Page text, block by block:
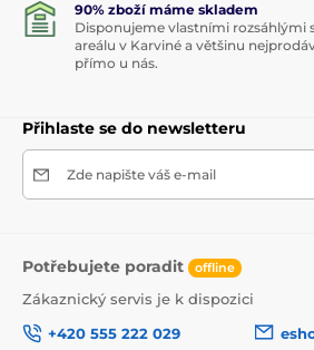
90% zboží máme skladem
Disponujeme vlastními rozsáhlými
areálu v Karviné a většinu
přímo u nás.
Přihlaste se do newsletteru
Zde napište váš e-mail
Potřebujete poradit offline
Zákaznický servis je k dispozici
+420 555 222 029